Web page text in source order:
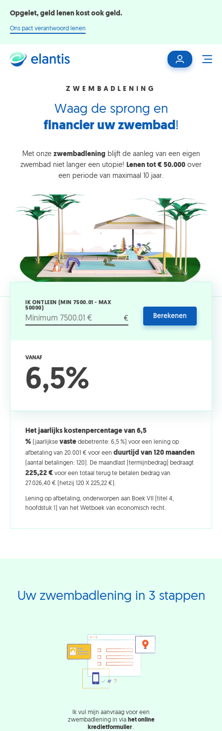
Opgelet, geld lenen kost ook geld.
Ons pact verantwoord lenen
Mijn
klantenzone
Waag de sprong en
financier uw zwembad!
ZWEMBADLENING
Met onze zwembadlening blijft de aanleg van een eigen
zwembad niet langer een utopie! Lenen tot € 50.000 over
een periode van maximaal 10 jaar.
IK ONTLEEN (MIN 7500.01 - MAX
50000)
€ Berekenen
VANAF
6,5%
Het jaarlijks kostenpercentage van 6,5
% (jaarlijkse vaste debetrente: 6,5 %) voor een lening op
afbetaling van 20.001 € voor een duurtijd van 120 maanden
(aantal betalingen: 120). De maandlast (termijnbedrag) bedraagt
225,22 € voor een totaal terug te betalen bedrag van
27.026,40 € (hetzij 120 X 225,22 €).
Lening op afbetaling, onderworpen aan Boek VII (titel 4,
hoofdstuk 1) van het Wetboek van economisch recht.
Uw zwembadlening in 3 stappen
Ik vul mijn aanvraag voor een
zwembadlening in via het online
kredietformulier.